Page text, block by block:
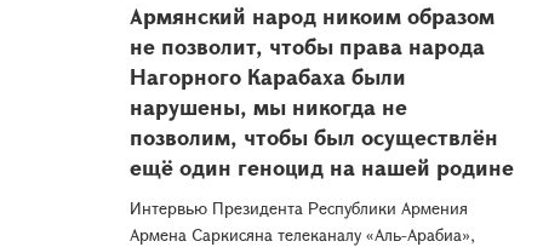
Армянский народ никоим образом
не позволит, чтобы права народа
Нагорного Карабаха были
нарушены, мы никогда не
позволим, чтобы был осуществлён
ещё один геноцид на нашей родине
Интервью Президента Республики Армения
Армена Саркисяна телеканалу «Аль-Арабиа»,